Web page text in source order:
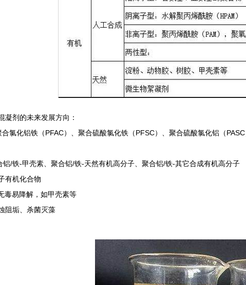
剂的未来发展方向：
化铝铁（PFAC）、聚合硫酸氯化铁（PFSC）、聚合硫酸氯化铝（
铁-甲壳素、聚合铝/铁-天然有机高分子、聚合铝/铁-其它合成有机高分子
机化合物
易降解，如甲壳素等
垢、杀菌灭藻